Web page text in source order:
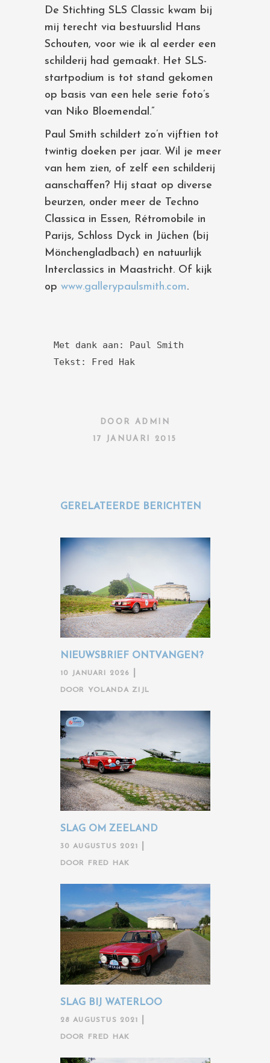
De Stichting SLS Classic kwam bij
mij terecht via bestuurslid Hans
Schouten, voor wie ik al eerder een
schilderij had gemaakt. Het SLS-
startpodium is tot stand gekomen
op basis van een hele serie foto’s
van Niko Bloemendal.”
Paul Smith schildert zo’n vijftien tot
twintig doeken per jaar. Wil je meer
van hem zien, of zelf een schilderij
aanschaffen? Hij staat op diverse
beurzen, onder meer de Techno
Classica in Essen, Rétromobile in
Parijs, Schloss Dyck in Jüchen (bij
Mönchengladbach) en natuurlijk
Interclassics in Maastricht. Of kijk
op www.gallerypaulsmith.com.
Met dank aan: Paul Smith
Tekst: Fred Hak
DOOR ADMIN
17 JANUARI 2015
GERELATEERDE BERICHTEN
NIEUWSBRIEF ONTVANGEN?
10 JANUARI 2026
DOOR YOLANDA ZIJL
SLAG OM ZEELAND
30 AUGUSTUS 2021
DOOR FRED HAK
SLAG BIJ WATERLOO
28 AUGUSTUS 2021
DOOR FRED HAK